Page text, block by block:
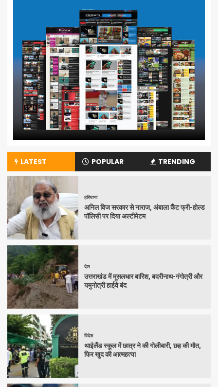
LATEST POPULAR TRENDING
हरियाणा
अनिल विज सरकार से नाराज, अंबाला कैंट फ्री-होल्ड
पॉलिसी पर दिया अल्टीमेटम
देश
उत्तराखंड में मूसलधार बारिश, बदरीनाथ-गंगोत्री और
यमुनोत्री हाईवे बंद
विदेश
थाईलैंड स्कूल में छात्र ने की गोलीबारी, छह की मौत,
फिर खुद की आत्महत्या